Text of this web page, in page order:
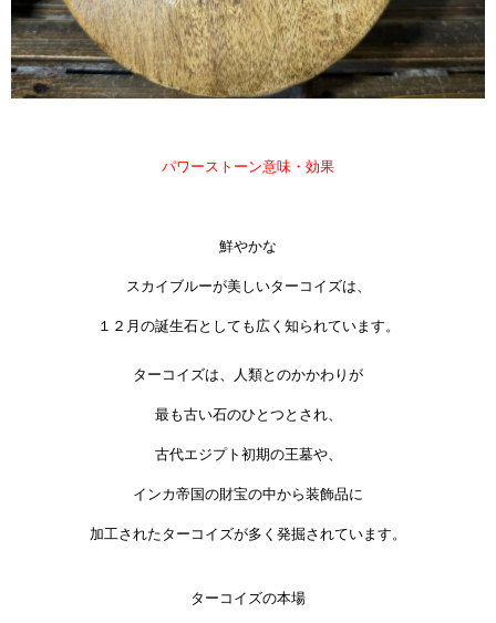
パワーストーン意味・効果
鮮やかな
スカイブルーが美しいターコイズは、
１２月の誕生石としても広く知られています。
ターコイズは、人類とのかかわりが
最も古い石のひとつとされ、
古代エジプト初期の王墓や、
インカ帝国の財宝の中から装飾品に
加工されたターコイズが多く発掘されています。
ターコイズの本場